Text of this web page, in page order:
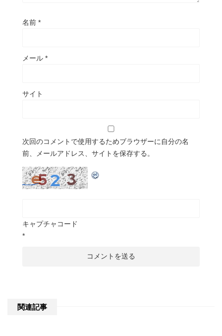
名前 *
メール *
サイト
次回のコメントで使用するためブラウザーに自分の名
前、メールアドレス、サイトを保存する。
キャプチャコード
*
関連記事